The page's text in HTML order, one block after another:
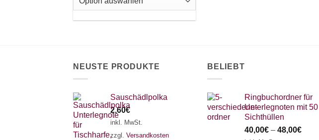
auf.
Produktseite
gewählt
NEUSTE PRODUKTE
Sauschädlpolka
2,60€
inkl. MwSt.
zzgl. Versandkosten
BELIEBT
Ringbuchordner für
Unterlegnoten mit 50
Sichthüllen
40,00€ – 48,00€